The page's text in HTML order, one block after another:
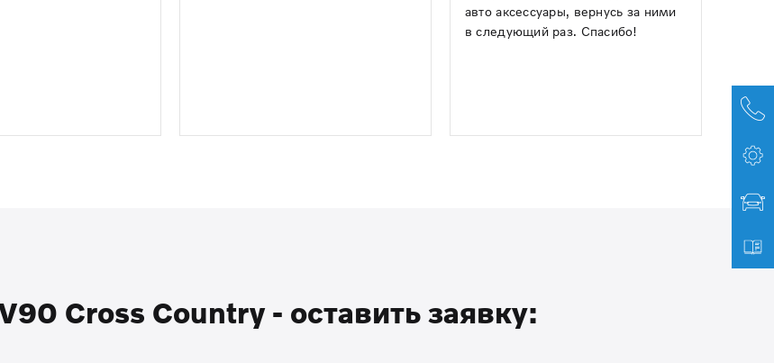
авто аксессуары, вернусь за ними
в следующий раз. Спасибо!
Cross Country - оставить заявку: